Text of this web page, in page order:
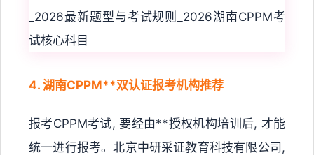
4. 湖南CPPM**双认证报考机构推荐
报考CPPM考试, 要经由**授权机构培训后, 才能
统一进行报考。北京中研采证教育科技有限公司,